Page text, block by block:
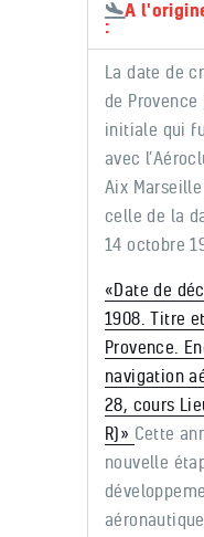
A
:
La date de
de Provence
initiale qui
avec
Aix
celle de la
14 octobre
«Date de
1908. Titre
Provence.
navigation
28, cours
R)» Cette
nouvelle